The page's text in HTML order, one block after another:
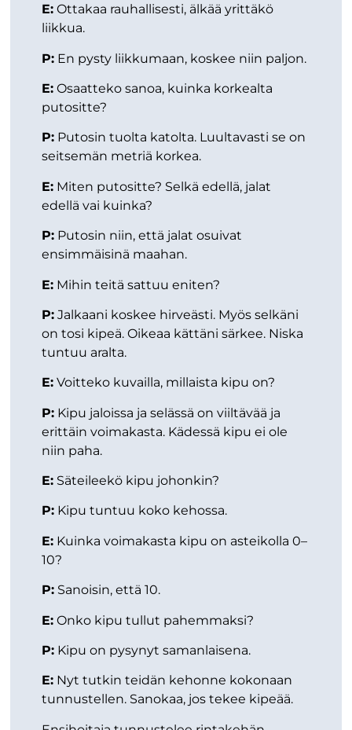
E: Ottakaa rauhallisesti, älkää yrittäkö
liikkua.
P: En pysty liikkumaan, koskee niin paljon.
E: Osaatteko sanoa, kuinka korkealta
putositte?
P: Putosin tuolta katolta. Luultavasti se on
seitsemän metriä korkea.
E: Miten putositte? Selkä edellä, jalat
edellä vai kuinka?
P: Putosin niin, että jalat osuivat
ensimmäisinä maahan.
E: Mihin teitä sattuu eniten?
P: Jalkaani koskee hirveästi. Myös selkäni
on tosi kipeä. Oikeaa kättäni särkee. Niska
tuntuu aralta.
E: Voitteko kuvailla, millaista kipu on?
P: Kipu jaloissa ja selässä on viiltävää ja
erittäin voimakasta. Kädessä kipu ei ole
niin paha.
E: Säteileekö kipu johonkin?
P: Kipu tuntuu koko kehossa.
E: Kuinka voimakasta kipu on asteikolla 0–
10?
P: Sanoisin, että 10.
E: Onko kipu tullut pahemmaksi?
P: Kipu on pysynyt samanlaisena.
E: Nyt tutkin teidän kehonne kokonaan
tunnustellen. Sanokaa, jos tekee kipeää.